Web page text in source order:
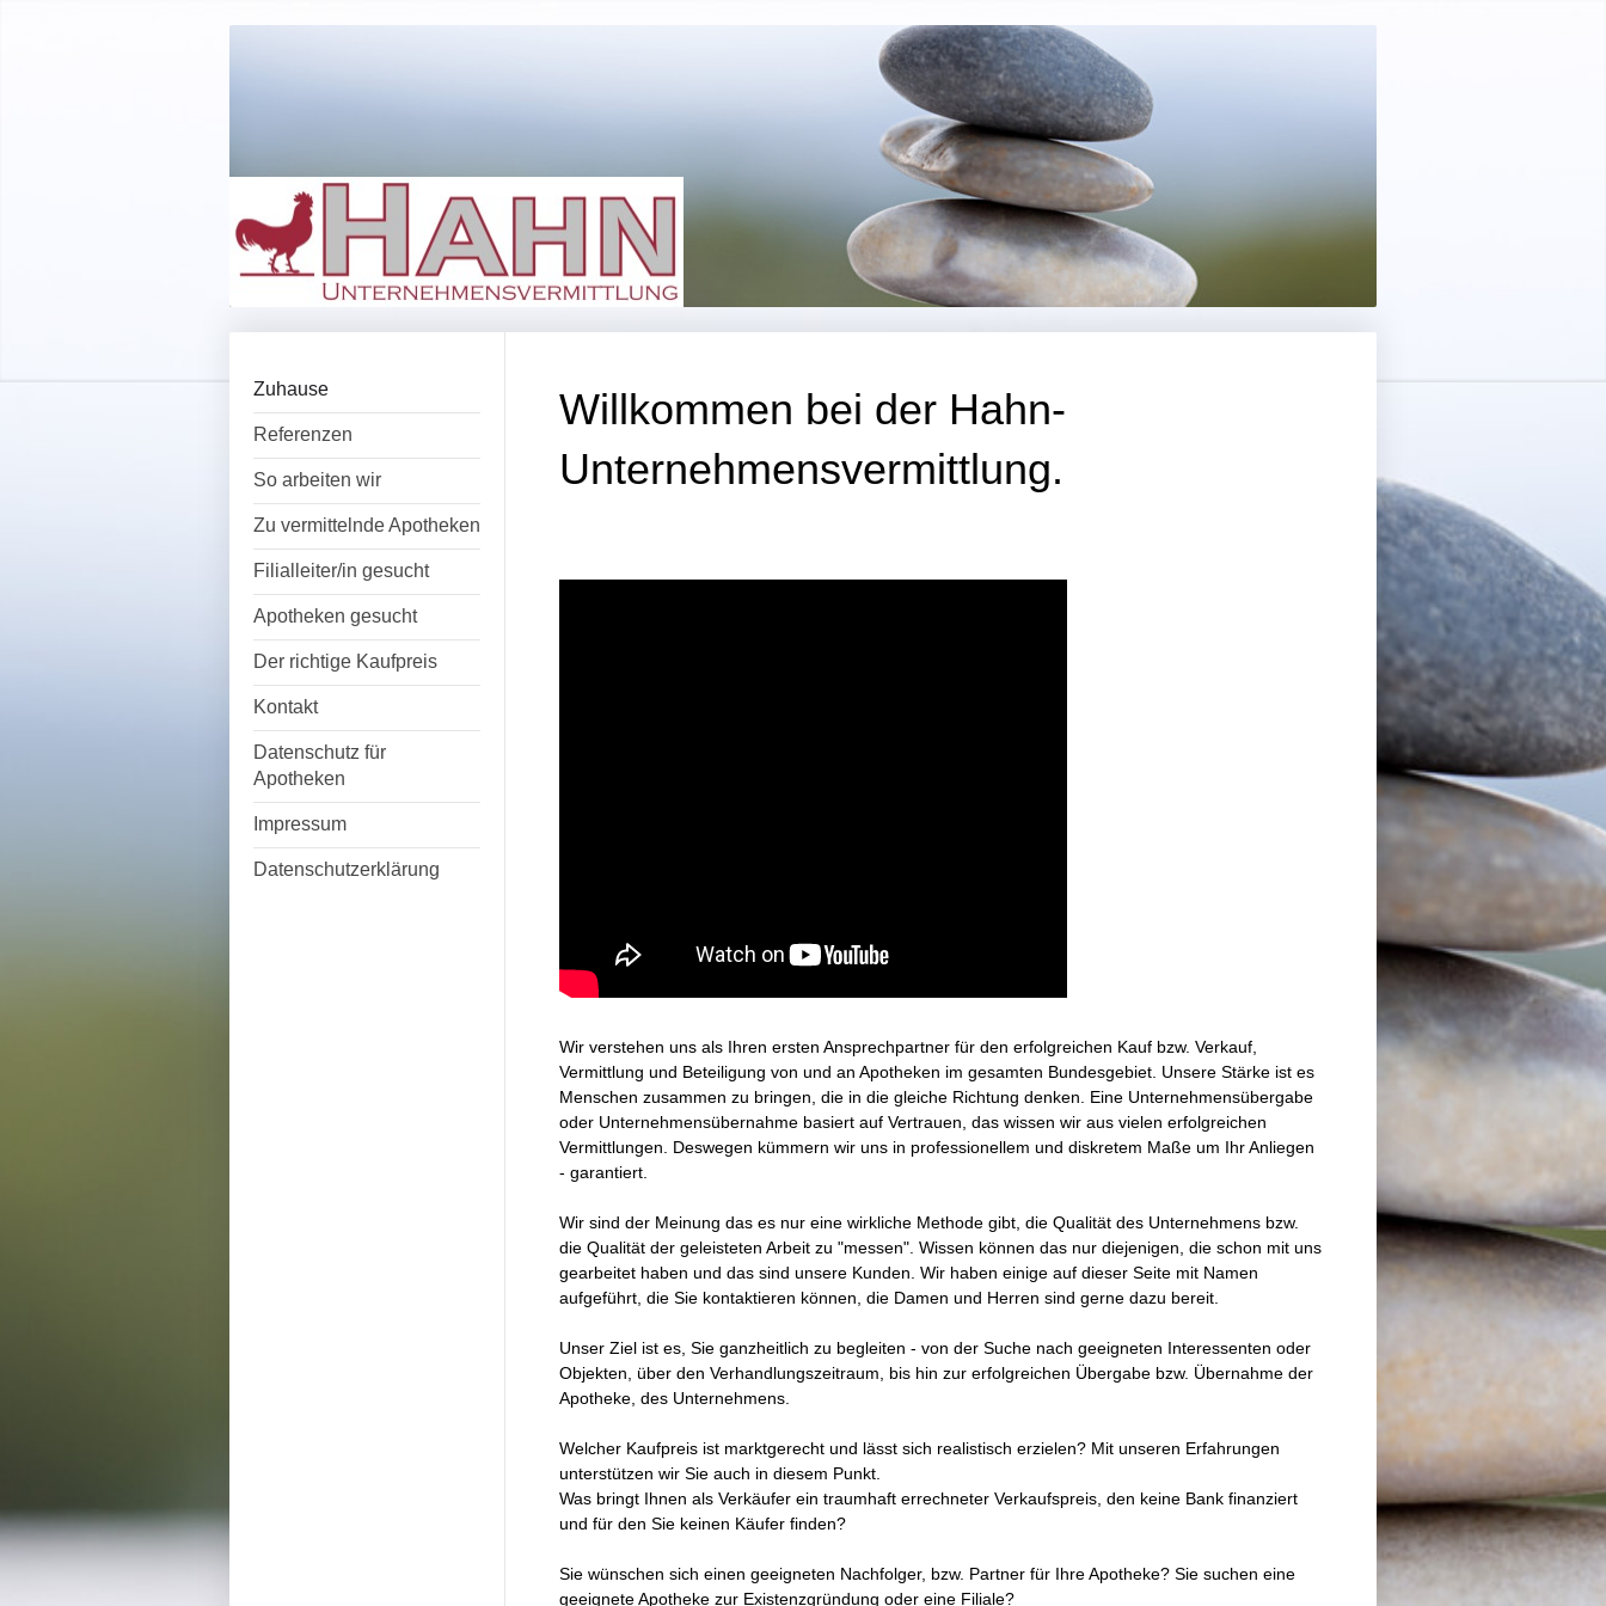
Zuhause
Referenzen
So arbeiten wir
Zu vermittelnde Apotheken
Filialleiter/in gesucht
Apotheken gesucht
Der richtige Kaufpreis
Kontakt
Datenschutz für
Apotheken
Impressum
Datenschutzerklärung
Willkommen bei der Hahn-
Unternehmensvermittlung.
Wir verstehen uns als Ihren ersten Ansprechpartner für den erfolgreichen Kauf bzw. Verkauf,
Vermittlung und Beteiligung von und an Apotheken im gesamten Bundesgebiet. Unsere Stärke ist es
Menschen zusammen zu bringen, die in die gleiche Richtung denken. Eine Unternehmensübergabe
oder Unternehmensübernahme basiert auf Vertrauen, das wissen wir aus vielen erfolgreichen
Vermittlungen. Deswegen kümmern wir uns in professionellem und diskretem Maße um Ihr Anliegen
- garantiert.
Wir sind der Meinung das es nur eine wirkliche Methode gibt, die Qualität des Unternehmens bzw.
die Qualität der geleisteten Arbeit zu "messen". Wissen können das nur diejenigen, die schon mit uns
gearbeitet haben und das sind unsere Kunden. Wir haben einige auf dieser Seite mit Namen
aufgeführt, die Sie kontaktieren können, die Damen und Herren sind gerne dazu bereit.
Unser Ziel ist es, Sie ganzheitlich zu begleiten - von der Suche nach geeigneten Interessenten oder
Objekten, über den Verhandlungszeitraum, bis hin zur erfolgreichen Übergabe bzw. Übernahme der
Apotheke, des Unternehmens.
Welcher Kaufpreis ist marktgerecht und lässt sich realistisch erzielen? Mit unseren Erfahrungen
unterstützen wir Sie auch in diesem Punkt.
Was bringt Ihnen als Verkäufer ein traumhaft errechneter Verkaufspreis, den keine Bank finanziert
und für den Sie keinen Käufer finden?
Sie wünschen sich einen geeigneten Nachfolger, bzw. Partner für Ihre Apotheke?Sie suchen eine
geeignete Apotheke zur Existenzgründung oder eine Filiale?